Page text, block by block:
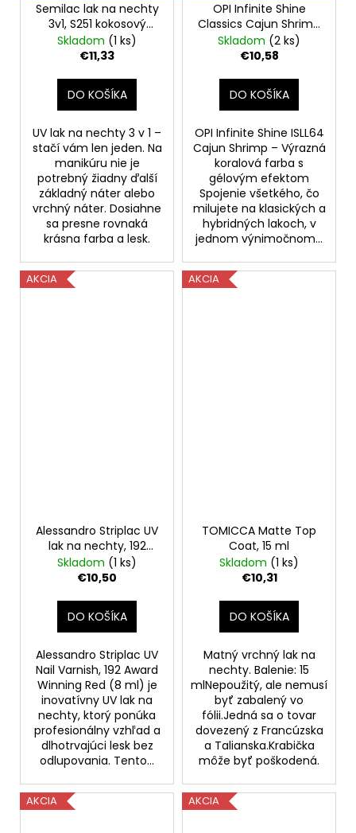
Semilac lak na nechty
3v1, S251 kokosový
krém, 5ml
Skladom (1 ks)
€11,33
DO KOŠÍKA
UV lak na nechty 3 v 1 –
stačí vám len jeden. Na
manikúru nie je
potrebný žiadny ďalší
základný náter alebo
vrchný náter. Dosiahne
sa presne rovnaká
krásna farba a lesk.
OPI Infinite Shine
Classics Cajun Shrimp
lak na nechty koral
15ml, ISLL64
Skladom (2 ks)
€10,58
DO KOŠÍKA
OPI Infinite Shine ISLL64
Cajun Shrimp – Výrazná
koralová farba s
gélovým efektom
Spojenie všetkého, čo
milujete na klasických a
hybridných lakoch, v
jednom výnimočnom...
AKCIA
Alessandro Striplac UV
lak na nechty, 192
Award Winning Red, 8
ml
Skladom (1 ks)
€10,50
DO KOŠÍKA
Alessandro Striplac UV
Nail Varnish, 192 Award
Winning Red (8 ml) je
inovatívny UV lak na
nechty, ktorý ponúka
profesionálny vzhľad a
dlhotrvajúci lesk bez
odlupovania. Tento...
AKCIA
TOMICCA Matte Top
Coat, 15 ml
Skladom (1 ks)
€10,31
DO KOŠÍKA
Matný vrchný lak na
nechty. Balenie: 15
mlNepoužitý, ale nemusí
byť zabalený vo
fólii.Jedná sa o tovar
dovezený z Francúzska
a Talianska.Krabička
môže byť poškodená.
AKCIA AKCIA